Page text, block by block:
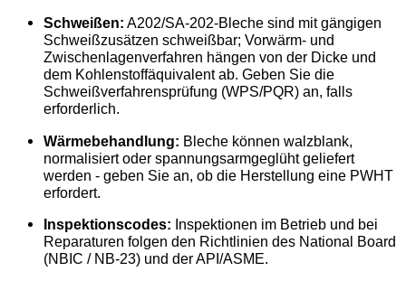
Schweißen: A202/SA-202-Bleche sind mit gängigen
Schweißzusätzen schweißbar; Vorwärm- und
Zwischenlagenverfahren hängen von der Dicke und
dem Kohlenstoffäquivalent ab. Geben Sie die
Schweißverfahrensprüfung (WPS/PQR) an, falls
erforderlich.
Wärmebehandlung: Bleche können walzblank,
normalisiert oder spannungsarmgeglüht geliefert
werden - geben Sie an, ob die Herstellung eine PWHT
erfordert.
Inspektionscodes: Inspektionen im Betrieb und bei
Reparaturen folgen den Richtlinien des National Board
(NBIC / NB-23) und der API/ASME.